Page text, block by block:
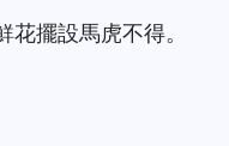
擺設馬虎不得。